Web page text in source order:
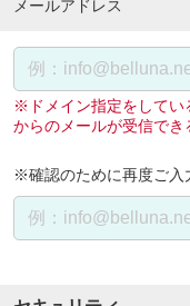
メールアドレス
※ドメイン指定をしてい
からのメールが受信でき
※確認のために再度ご入